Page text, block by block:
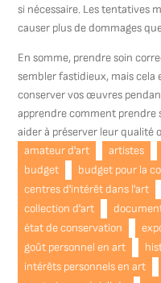
si nécessaire. Les tentatives
causer plus de dommages
En somme, prendre soin
sembler fastidieux, mais cela
conserver vos œuvres
apprendre comment prendre
aider à préserver leur qualité
amateur d'art
artistes
budget
budget pour la
centres d'intérêt dans l'art
collection d'art
état de conservation
goût personnel en art
intérêts personnels en art